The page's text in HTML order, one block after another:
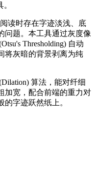
读时存在字迹淡浅、底
问题。本工具通过灰度像
Thresholding) 自动
将灰暗的背景剥离为纯
算法，能对纤细
加宽，配合前端的重力对
字迹跃然纸上。